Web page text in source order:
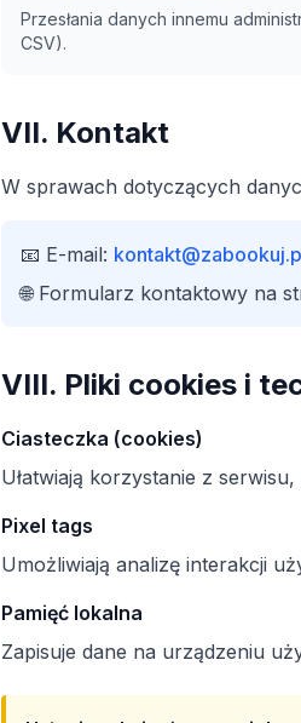
Przesłania danych innemu
CSV).
VII. Kontakt
W sprawach dotyczących
📧 E-mail:
🌐 Formularz kontaktowy na
VIII. Pliki cookies i
Ciasteczka (cookies)
Ułatwiają korzystanie z
Pixel tags
Umożliwiają analizę interakcji
Pamięć lokalna
Zapisuje dane na urządzeniu